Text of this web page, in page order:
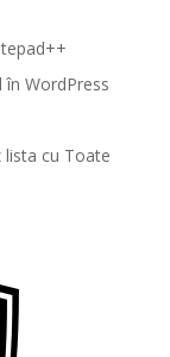
WordPress
lista cu Toate